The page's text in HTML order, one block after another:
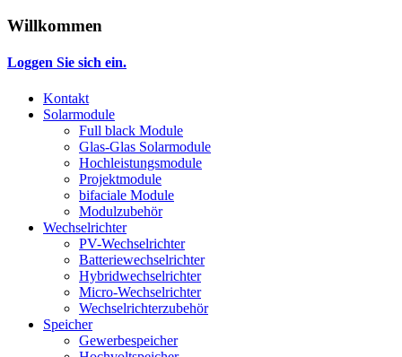
Willkommen
Loggen Sie sich ein.
Kontakt
Solarmodule
Full black Module
Glas-Glas Solarmodule
Hochleistungsmodule
Projektmodule
bifaciale Module
Modulzubehör
Wechselrichter
PV-Wechselrichter
Batteriewechselrichter
Hybridwechselrichter
Micro-Wechselrichter
Wechselrichterzubehör
Speicher
Gewerbespeicher